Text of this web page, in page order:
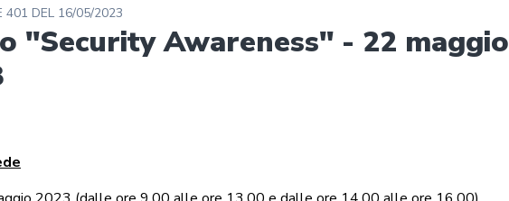
401 DEL 16/05/2023
"Security Awareness" - 22 maggio